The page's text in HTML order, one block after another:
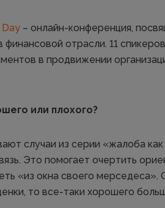
Day – онлайн-конференция,
отрасли. 11
в продвижении
или плохого?
случаи из серии «жалоба
Это помогает очертить
«из окна своего
то все-таки хорошего